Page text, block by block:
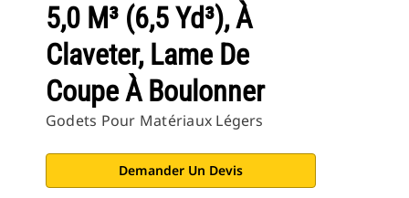
5,0 M³ (6,5 Yd³), À
Claveter, Lame De
Coupe À Boulonner
Godets Pour Matériaux Légers
Demander Un Devis